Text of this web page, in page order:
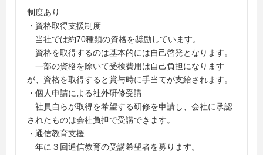
制度あり
・資格取得支援制度
当社では約70種類の資格を奨励しています。
資格を取得するのは基本的には自己啓発となります。
一部の資格を除いて受検費用は自己負担になります
が、資格を取得すると賞与時に手当てが支給されます。
・個人申請による社外研修受講
社員自らが取得を希望する研修を申請し、会社に承認
されたものは会社負担で受講できます。
・通信教育支援
年に３回通信教育の受講希望者を募ります。